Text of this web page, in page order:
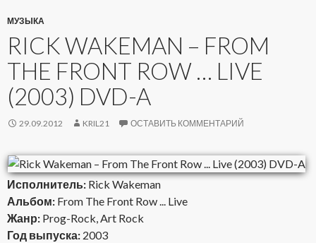
МУЗЫКА
RICK WAKEMAN – FROM
THE FRONT ROW … LIVE
(2003) DVD-A
29.09.2012 KRIL21 ОСТАВИТЬ КОММЕНТАРИЙ
Исполнитель: Rick Wakeman
Альбом: From The Front Row ... Live
Жанр: Prog-Rock, Art Rock
Год выпуска: 2003